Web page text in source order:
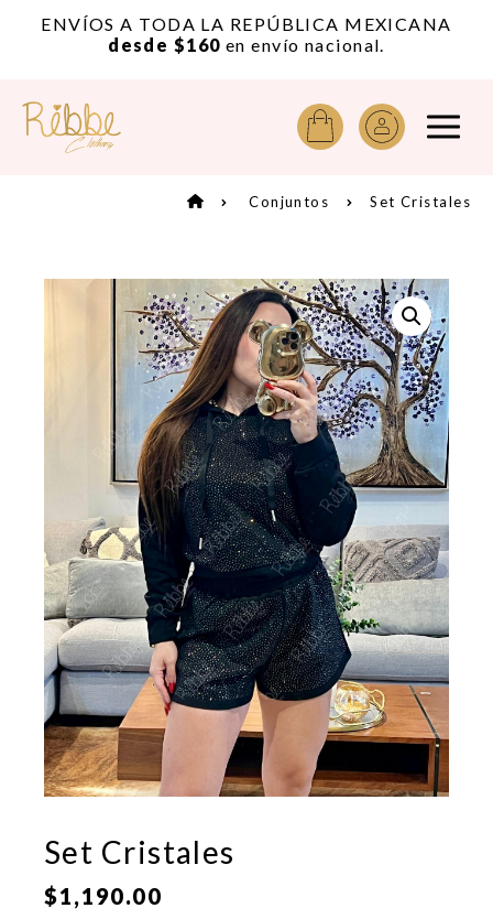
ENVÍOS A TODA LA REPÚBLICA MEXICANA
desde $160 en envío nacional.
Conjuntos Set Cristales
Set Cristales
$1,190.00